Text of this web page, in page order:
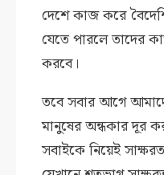
দেশে কাজ করে
যেতে পারলে তাদের
করবে।
তবে সবার আগে
মানুষের অন্ধকার দূর
সবাইকে নিয়েই